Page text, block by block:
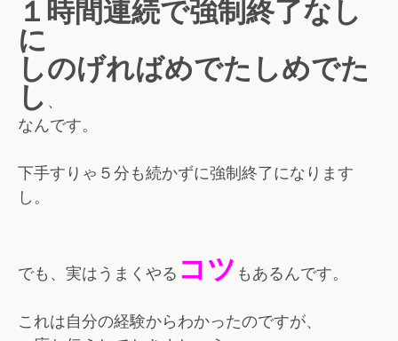
１時間連続で強制終了なし
に
しのげればめでたしめでた
し 、
なんです。
下手すりゃ５分も続かずに強制終了になります
し。
でも、実はうまくやる コツ もあるんです。
これは自分の経験からわかったのですが、